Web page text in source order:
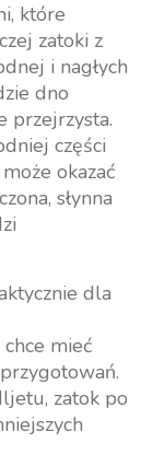
które
zatoki z
i nagłych
dno
przejrzysta.
części
okazać
słynna
dla
mieć
zatok po